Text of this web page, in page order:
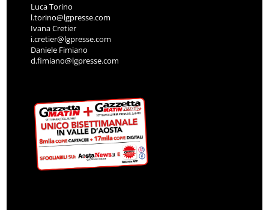
Luca Torino
l.torino@lgpresse.com
Ivana Cretier
i.cretier@lgpresse.com
Daniele Fimiano
d.fimiano@lgpresse.com